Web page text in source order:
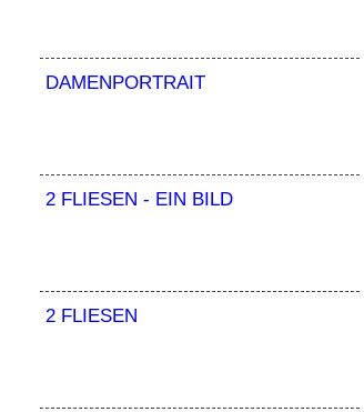
DAMENPORTRAIT
2 FLIESEN - EIN BILD
2 FLIESEN